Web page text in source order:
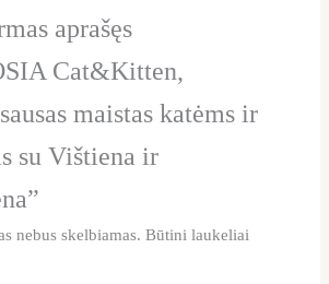
aprašęs
Cat&Kitten,
maistas katėms ir
su Vištiena ir
nebus skelbiamas. Būtini laukeliai